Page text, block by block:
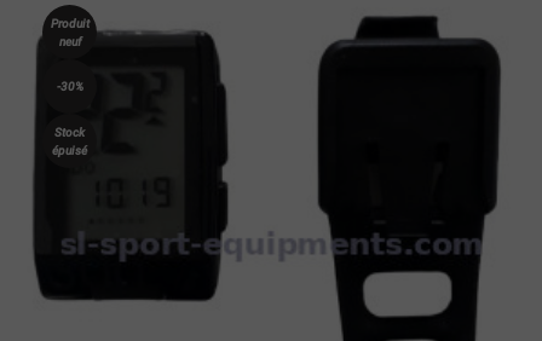
Produit
neuf
-30%
Stock
épuisé